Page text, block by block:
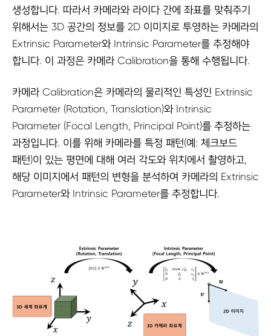
생성합니다. 따라서 카메라와 라이다 간에 좌표를 맞춰주기
위해서는 3D 공간의 정보를 2D 이미지로 투영하는 카메라의
Extrinsic Parameter와 Intrinsic Parameter를 추정해야
합니다. 이 과정은 카메라 Calibration을 통해 수행됩니다.
카메라 Calibration은 카메라의 물리적인 특성인 Extrinsic
Parameter (Rotation, Translation)와 Intrinsic
Parameter (Focal Length, Principal Point)를 추정하는
과정입니다. 이를 위해 카메라를 특정 패턴(예: 체크보드
패턴)이 있는 평면에 대해 여러 각도와 위치에서 촬영하고,
해당 이미지에서 패턴의 변형을 분석하여 카메라의 Extrinsic
Parameter와 Intrinsic Parameter를 추정합니다.